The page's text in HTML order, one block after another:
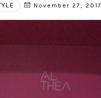
November 27, 2017